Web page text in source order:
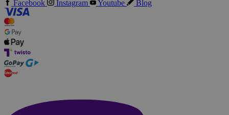
Facebook
Instagram Youtube Blog